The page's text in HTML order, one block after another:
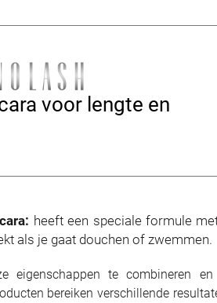
voor lengte en
heeft een speciale formule
als je gaat douchen of zwemmen.
eigenschappen te combineren en
bereiken verschillende